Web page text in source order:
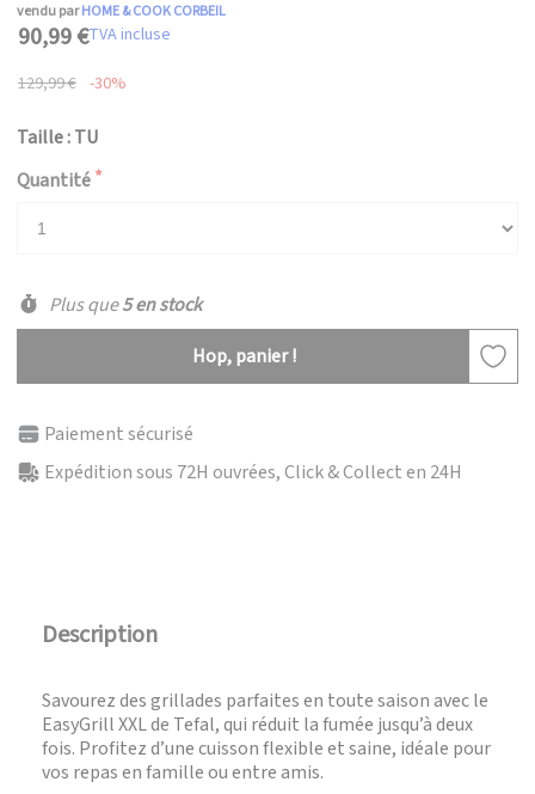
vendu parHOME & COOK CORBEIL
90,99 €TVA incluse
129,99 € -30%
Taille : TU
Quantité
Plus que5 en stock
Hop, panier !
Paiement sécurisé
Expédition sous 72H ouvrées, Click & Collect en 24H
Description
Savourez des grillades parfaites en toute saison avec le
EasyGrill XXL de Tefal, qui réduit la fumée jusqu’à deux
fois. Profitez d’une cuisson flexible et saine, idéale pour
vos repas en famille ou entre amis.